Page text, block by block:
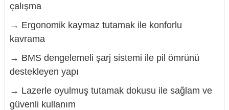
çalışma
→ Ergonomik kaymaz tutamak ile konforlu
kavrama
→ BMS dengelemeli şarj sistemi ile pil ömrünü
destekleyen yapı
→ Lazerle oyulmuş tutamak dokusu ile sağlam ve
güvenli kullanım